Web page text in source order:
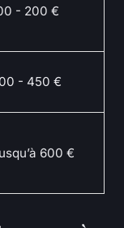
- 200 €
- 450 €
600 €